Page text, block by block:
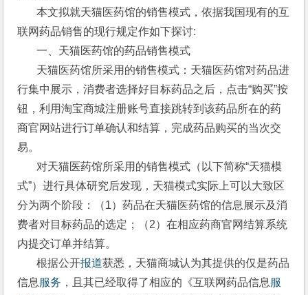
本文拟就天猫医药馆的销售模式，依据我国现有的互
联网药品销售的现行规定作如下探讨:
一、天猫医药馆的药品销售模式
天猫医药馆所采用的销售模式：天猫医药馆对药品进
行集中展示，消费者选择好目标药品之后，点击“购买”按
钮，利用淘宝商城注册账号直接跳转到该药品所在的药
商官网站进行订单确认和结算，完成药品购买的当次交
易。
对天猫医药馆所采用的销售模式（以下简称“天猫模
式”）进行具体研究后发现，天猫模式实际上可以大致区
分为两个阶段：（1）药品在天猫医药馆的信息展示及消
费者对目标药品的选定；（2）在相应药商官网结算系统
内提交订单并结算。
根据公开报道获悉，天猫商城认为其提供的仅是药品
信息 服务 ，且其已经取得了相应的《互联网药品信息 服